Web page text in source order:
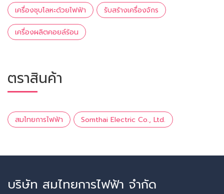
เครื่องชุบโลหะด้วยไฟฟ้า รับสร้างเครื่องจักร
เครื่องผลิตคอยล์ร้อน
ตราสินค้า
สมไทยการไฟฟ้า Somthai Electric Co., Ltd.
บริษัท สมไทยการไฟฟ้า จำกัด